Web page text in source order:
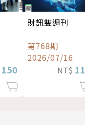
150
財訊雙週刊
第768期
2026/07/16
NT$